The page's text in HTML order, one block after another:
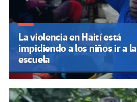
La violencia en Haití está
impidiendo a los niños ir a la
escuela